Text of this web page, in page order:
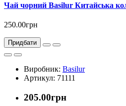
Чай чорний Basilur Китайська
250.00грн
Придбати
Виробник: Basilur
Артикул: 71111
205.00грн